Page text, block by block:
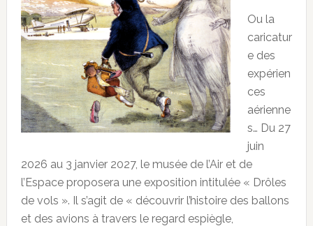
Ou la
caricatur
e des
expérien
ces
aérienne
s… Du 27
juin
2026 au 3 janvier 2027, le musée de l’Air et de
l’Espace proposera une exposition intitulée « Drôles
de vols ». Il s’agit de « découvrir l’histoire des ballons
et des avions à travers le regard espiègle,